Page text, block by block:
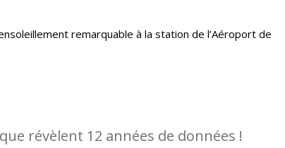
remarquable à la station de l’Aéroport de
révèlent 12 années de données !